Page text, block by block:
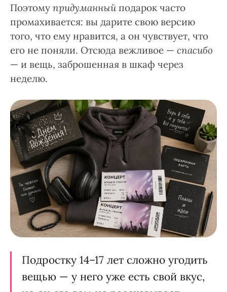
Поэтому придуманный подарок часто
промахивается: вы дарите свою версию
того, что ему нравится, а он чувствует, что
его не поняли. Отсюда вежливое — спасибо
— и вещь, заброшенная в шкаф через
неделю.
Подростку 14–17 лет сложно угодить
вещью — у него уже есть свой вкус,